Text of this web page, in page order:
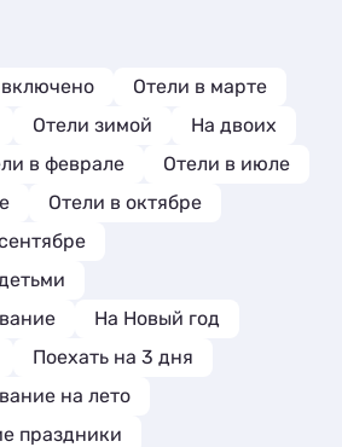
Отели в марте
Отели зимой
На двоих
в феврале
Отели в июле
Отели в октябре
На Новый год
Поехать на 3 дня
на лето
праздники